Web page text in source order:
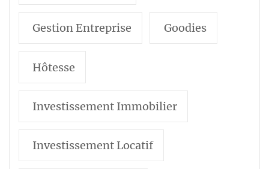
Gestion Entreprise Goodies
Hôtesse
Investissement Immobilier
Investissement Locatif